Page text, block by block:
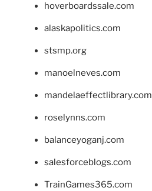
hoverboardssale.com
alaskapolitics.com
stsmp.org
manoelneves.com
mandelaeffectlibrary.com
roselynns.com
balanceyoganj.com
salesforceblogs.com
TrainGames365.com